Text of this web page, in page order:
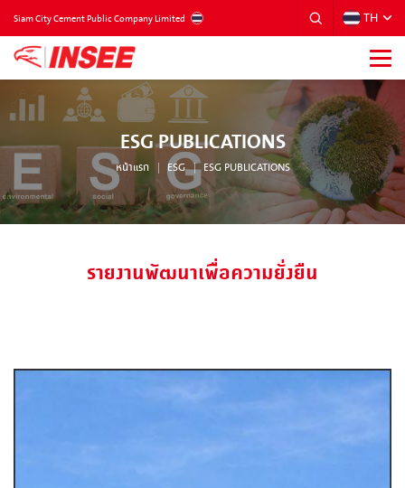
Siam City Cement Public Company Limited TH
ESG PUBLICATIONS
หน้าแรก ESG ESG PUBLICATIONS
รายงานพัฒนาเพื่อความยั่งยืน